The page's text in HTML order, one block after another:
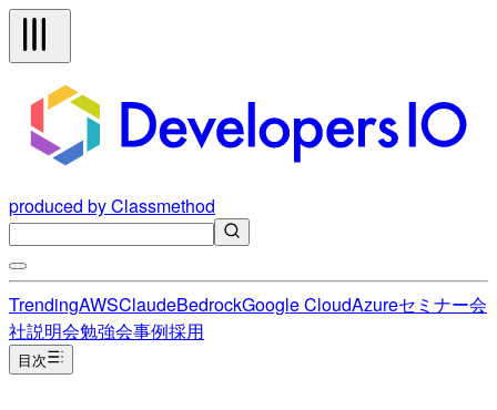
produced by Classmethod
TrendingAWSClaudeBedrockGoogle CloudAzureセミナー会
社説明会勉強会事例採用
目次